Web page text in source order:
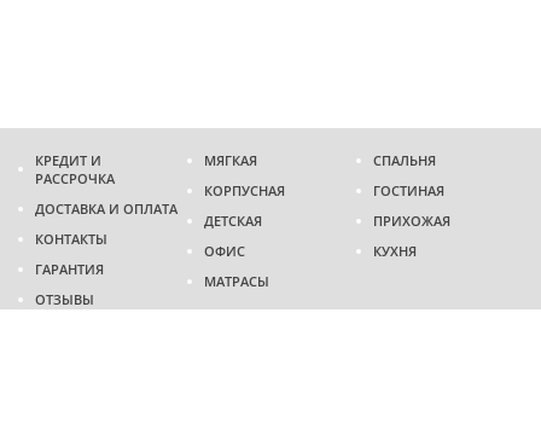
КРЕДИТ И
РАССРОЧКА
ДОСТАВКА И ОПЛАТА
КОНТАКТЫ
ГАРАНТИЯ
ОТЗЫВЫ
МЯГКАЯ
КОРПУСНАЯ
ДЕТСКАЯ
ОФИС
МАТРАСЫ
СПАЛЬНЯ
ГОСТИНАЯ
ПРИХОЖАЯ
КУХНЯ